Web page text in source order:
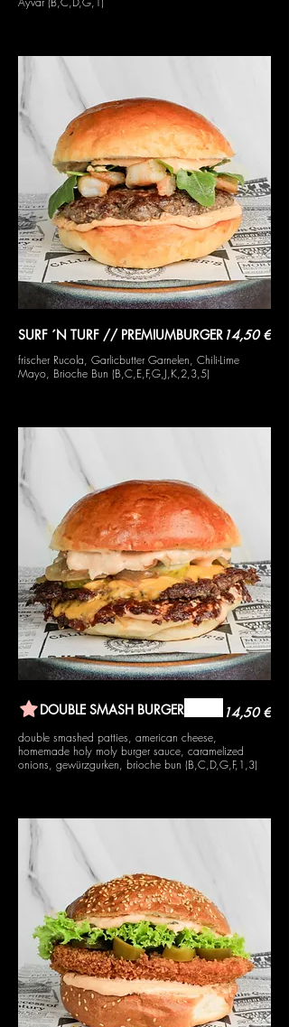
SURF ´N TURF // PREMIUMBURGER
frischer Rucola, Garlicbutter Garnelen, Chili-Lime
Mayo, Brioche Bun (B,C,E,F,G,J,K,2,3,5)
14,50 €
DOUBLE SMASH BURGER
double smashed patties, american cheese,
homemade holy moly burger sauce, caramelized
onions, gewürzgurken, brioche bun (B,C,D,G,F,1,3)
14,50 €